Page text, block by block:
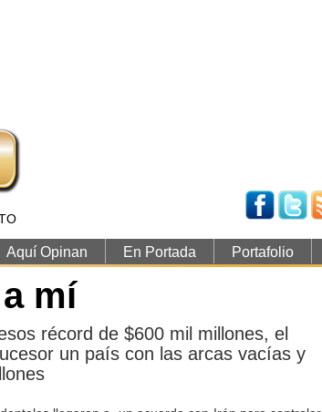
Aquí Opinan En Portada Portafolio
mí
récord de $600 mil millones, el
un país con las arcas vacías y